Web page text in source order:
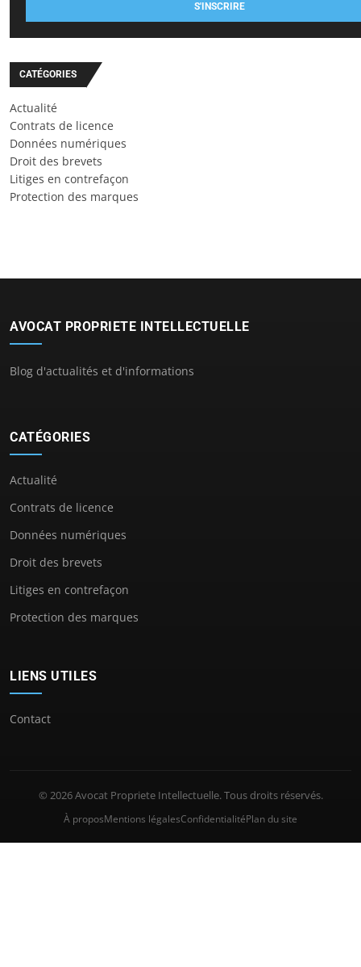
S'INSCRIRE
CATÉGORIES
Actualité
Contrats de licence
Données numériques
Droit des brevets
Litiges en contrefaçon
Protection des marques
AVOCAT PROPRIETE INTELLECTUELLE
Blog d'actualités et d'informations
CATÉGORIES
Actualité
Contrats de licence
Données numériques
Droit des brevets
Litiges en contrefaçon
Protection des marques
LIENS UTILES
Contact
© 2026 Avocat Propriete Intellectuelle. Tous droits réservés.
À proposMentions légalesConfidentialitéPlan du site